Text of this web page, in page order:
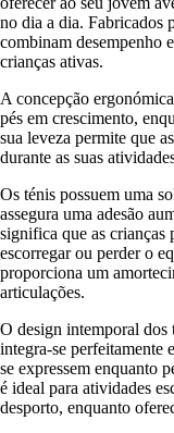
no dia a dia. Fabricados
combinam desempenho
crianças ativas.
A concepção
pés em crescimento,
sua leveza permite que
durante as suas
Os ténis possuem uma
assegura uma adesão
significa que as crianças
escorregar ou perder o
proporciona um
articulações.
O design intemporal dos
integra-se perfeitamente
se expressem enquanto
é ideal para atividades
desporto, enquanto